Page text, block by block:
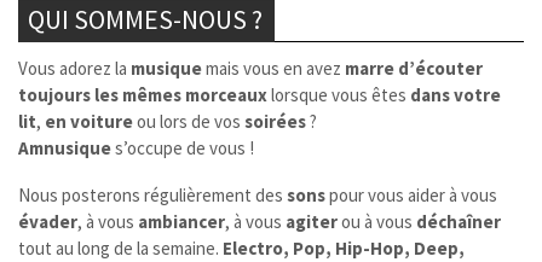
QUI SOMMES-NOUS ?
Vous adorez la musiquemais vous en avez marre d’écouter
toujours les mêmes morceauxlorsque vous êtes dans votre
lit, en voitureou lors de vos soirées?
Amnusiques’occupe de vous !
Nous posterons régulièrement des sonspour vous aider à vous
évader, à vous ambiancer, à vous agiterou à vous déchaîner
tout au long de la semaine. Electro, Pop, Hip-Hop, Deep,